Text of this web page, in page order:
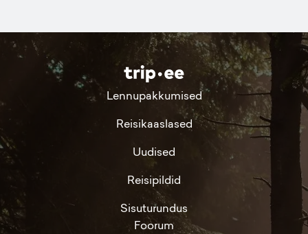
Lennupakkumised
Reisikaaslased
Uudised
Reisipildid
Sisuturundus
Foorum